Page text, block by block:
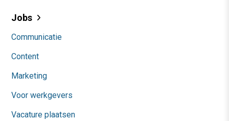
Jobs
Communicatie
Content
Marketing
Voor werkgevers
Vacature plaatsen